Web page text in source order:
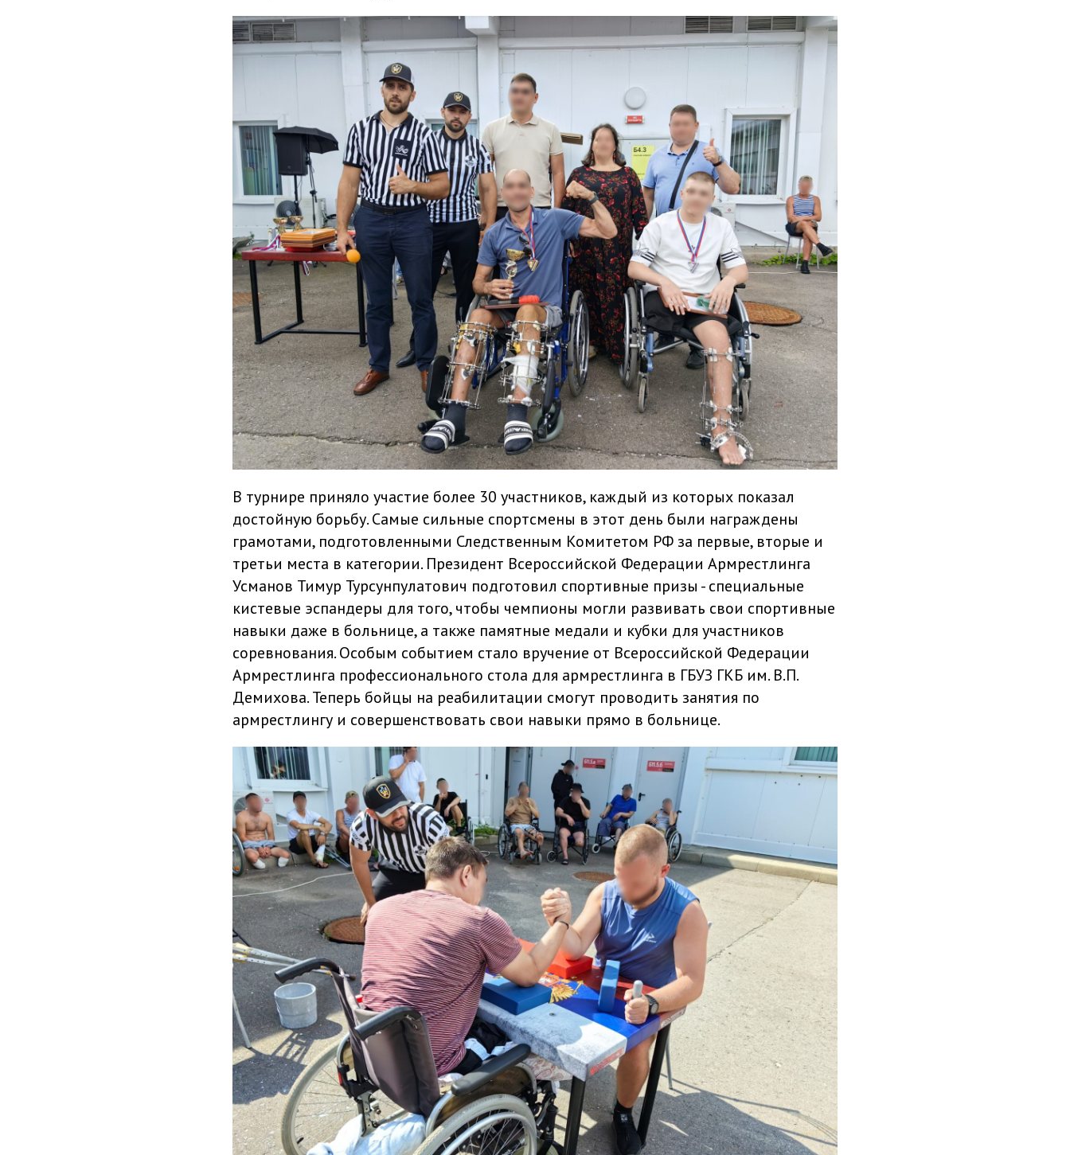
В турнире приняло участие более 30 участников, каждый из которых показал
достойную борьбу. Самые сильные спортсмены в этот день были награждены
грамотами, подготовленными Следственным Комитетом РФ за первые, вторые и
третьи места в категории. Президент Всероссийской Федерации Армрестлинга
Усманов Тимур Турсунпулатович подготовил спортивные призы - специальные
кистевые эспандеры для того, чтобы чемпионы могли развивать свои спортивные
навыки даже в больнице, а также памятные медали и кубки для участников
соревнования. Особым событием стало вручение от Всероссийской Федерации
Армрестлинга профессионального стола для армрестлинга в ГБУЗ ГКБ им. В.П.
Демихова. Теперь бойцы на реабилитации смогут проводить занятия по
армрестлингу и совершенствовать свои навыки прямо в больнице.